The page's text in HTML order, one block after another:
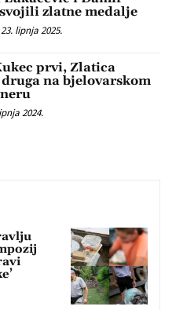
zlatne medalje
lipnja 2025.
prvi, Zlatica
na bjelovarskom
2024.